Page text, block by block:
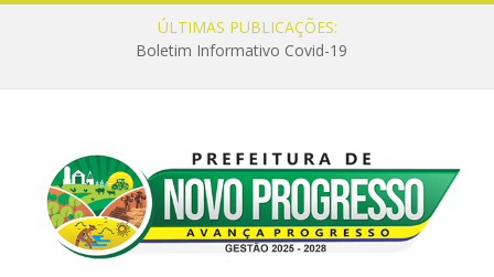
ÚLTIMAS PUBLICAÇÕES:
Boletim Informativo Covid-19